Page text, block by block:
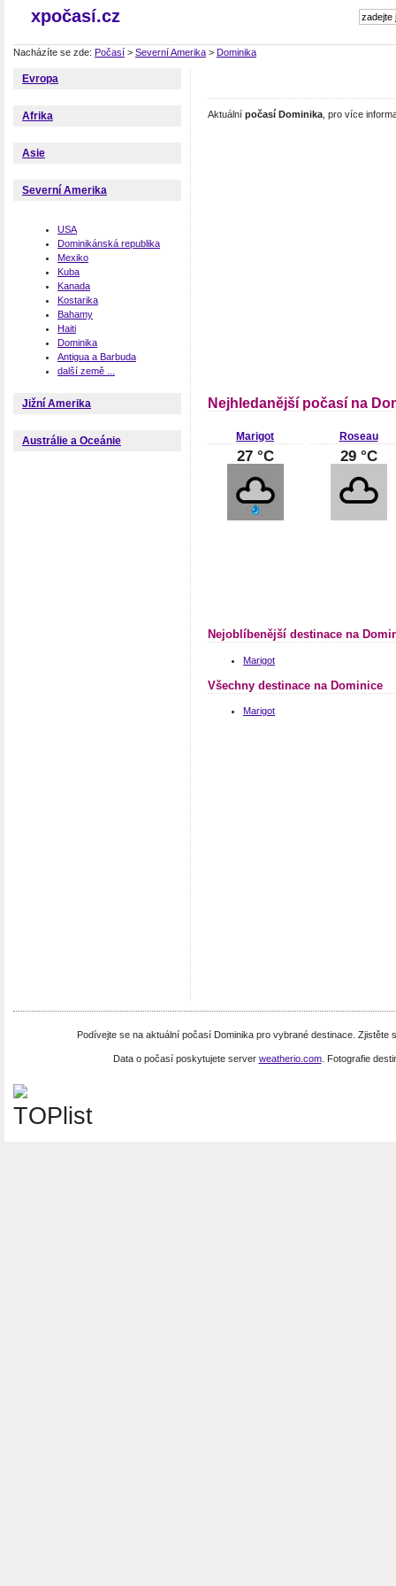
xpočasí.cz
Nacházíte se zde: Počasí > Severní Amerika > Dominika
Evropa
Afrika
Asie
Severní Amerika
USA
Dominikánská republika
Mexiko
Kuba
Kanada
Kostarika
Bahamy
Haiti
Dominika
Antigua a Barbuda
další země ...
Jižní Amerika
Austrálie a Oceánie
Aktuální počasí Dominika , pro více
Nejhledanější počasí na
Marigot
27 °C
Roseau
29 °C
Nejoblíbenější destinace na
Marigot
Všechny destinace na Dominice
Marigot
Podívejte se na aktuální počasí Dominika pro vybrané destinace.
Data o počasí poskytujete server weatherio.com. Fotografie